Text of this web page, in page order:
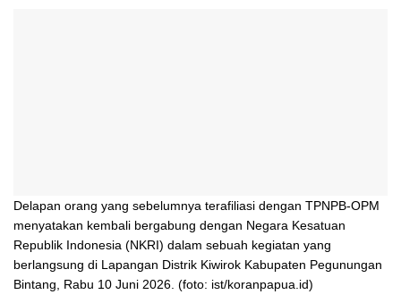
Delapan orang yang sebelumnya terafiliasi dengan TPNPB-OPM
menyatakan kembali bergabung dengan Negara Kesatuan
Republik Indonesia (NKRI) dalam sebuah kegiatan yang
berlangsung di Lapangan Distrik Kiwirok Kabupaten Pegunungan
Bintang, Rabu 10 Juni 2026. (foto: ist/koranpapua.id)